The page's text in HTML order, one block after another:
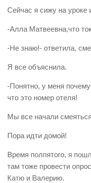
Сейчас я сижу на уроке
-Алла Матвеевна,что
-Не знаю!- ответила,
Я все объяснила.
-Понятно, у меня
что это номер отеля!
Мы все начали
Пора идти домой!
Время полпятого, я
там тоже провести
Катю и Валерию.